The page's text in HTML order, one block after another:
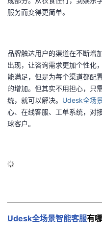
客
论
的
子
我
直
播
的
活
动
我
的
关
我
课
程
的
认
证
我
的
实
我
的
的
术
支
持
我
云
声
建
服务而变得更简单。
品牌触达用户的渠道在不断增
出现，让咨询需求更加个性化
能满足，但是为每个渠道都配
的增加。但其实不用担心，只
统，就可以解决。 Udesk全场
心、在线客服、工单系统，对
球客户。
Udesk全场景智能客服有